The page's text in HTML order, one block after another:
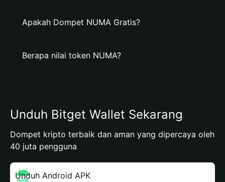
Apakah Dompet NUMA Gratis?
Berapa nilai token NUMA?
Unduh Bitget Wallet Sekarang
Dompet kripto terbaik dan aman yang dipercaya oleh
40 juta pengguna
Unduh Android APK